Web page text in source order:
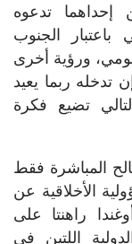
إحداهما تدعوه
باعتبار الجنوب
ورؤية أخرى
ربما يعيد
تضيع فكرة
المباشرة فقط
الأخلاقية عن
راهنتا على
اللتين في